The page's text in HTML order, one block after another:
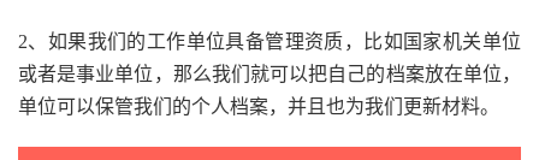
2、如果我们的工作单位具备管理资质，比如国家机关单位
或者是事业单位，那么我们就可以把自己的档案放在单位，
单位可以保管我们的个人档案，并且也为我们更新材料。